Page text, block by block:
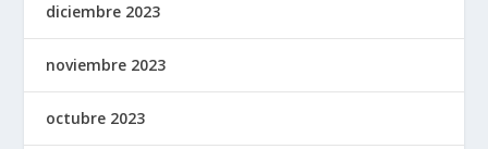
diciembre 2023
noviembre 2023
octubre 2023